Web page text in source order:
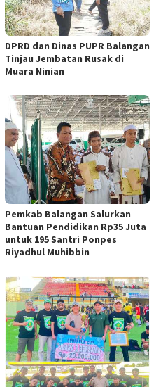
DPRD dan Dinas PUPR Balangan
Tinjau Jembatan Rusak di
Muara Ninian
Pemkab Balangan Salurkan
Bantuan Pendidikan Rp35 Juta
untuk 195 Santri Ponpes
Riyadhul Muhibbin